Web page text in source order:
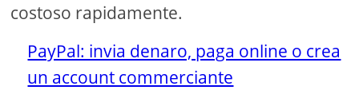
costoso rapidamente.
PayPal: invia denaro, paga online o crea
un account commerciante